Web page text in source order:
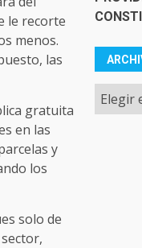
le recorte
menos.
las
gratuita
en las
y
los
solo de
Archivo